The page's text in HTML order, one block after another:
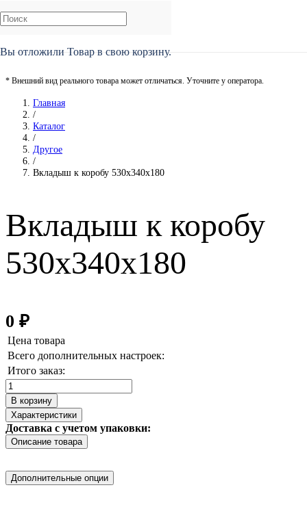
Вы отложили Товар в свою корзину.
* Внешний вид реального товара может отличаться. Уточните у оператора.
Главная
/
Каталог
/
Другое
/
Вкладыш к коробу 530х340х180
Вкладыш к коробу
530х340х180
0 ₽
Цена товара
Всего дополнительных настроек:
Итого заказ:
Количество
товара
Вкладыш
к
коробу
530х340х180
В корзину
Характеристики
Доставка с учетом упаковки:
Описание товара
Дополнительные опции